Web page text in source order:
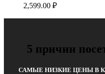
2,599.00 ₽
5 причин
САМЫЕ НИЗКИЕ ЦЕНЫ В